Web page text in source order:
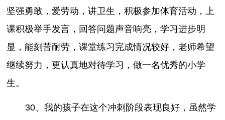
坚强勇敢，爱劳动，讲卫生，积极参加体育活动，上
课积极举手发言，回答问题声音响亮，学习进步明
显，能刻苦耐劳，课堂练习完成情况较好，老师希望
继续努力，更认真地对待学习，做一名优秀的小学
生。
30、我的孩子在这个冲刺阶段表现良好，虽然学